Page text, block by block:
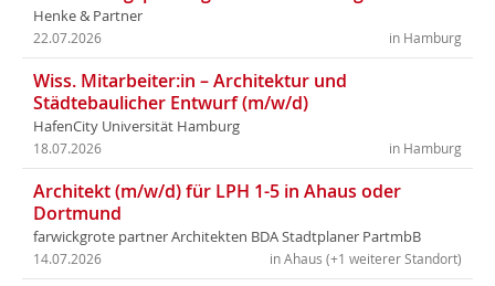
Henke & Partner
in Hamburg
22.07.2026
Wiss. Mitarbeiter:in – Architektur und
Städtebaulicher Entwurf (m/w/d)
HafenCity Universität Hamburg
in Hamburg
18.07.2026
Architekt (m/w/d) für LPH 1-5 in Ahaus oder
Dortmund
farwickgrote partner Architekten BDA Stadtplaner PartmbB
in Ahaus (+1 weiterer Standort)
14.07.2026